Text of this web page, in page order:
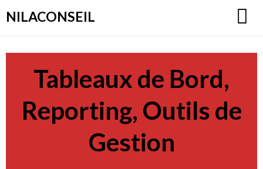
auNILACONSEIL
Tableaux de Bord,
Reporting, Outils de
Gestion